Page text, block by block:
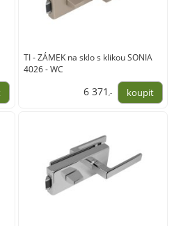
TI - ZÁMEK na sklo s klikou SONIA
4026 - WC
6 371 ,-